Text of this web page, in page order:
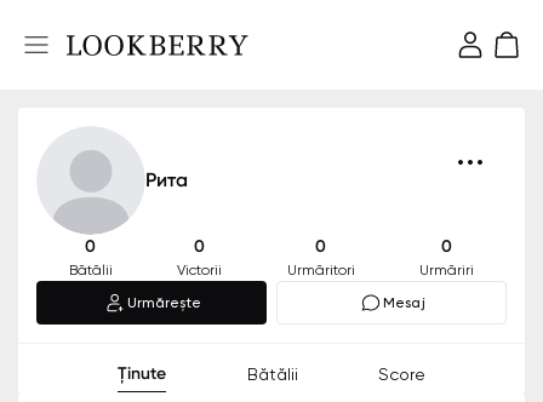
Рита
0
Bătălii
0
Victorii
0
Urmăritori
0
Urmăriri
Urmărește
Mesaj
Ținute Bătălii Score